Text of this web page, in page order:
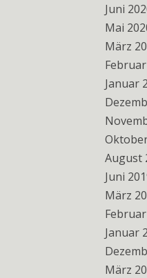
Juni
Mai
März
Januar
August
Juni
März
Januar
März